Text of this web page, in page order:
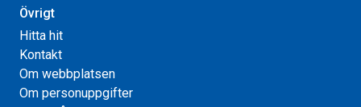
Övrigt
Hitta hit
Kontakt
Om webbplatsen
Om personuppgifter